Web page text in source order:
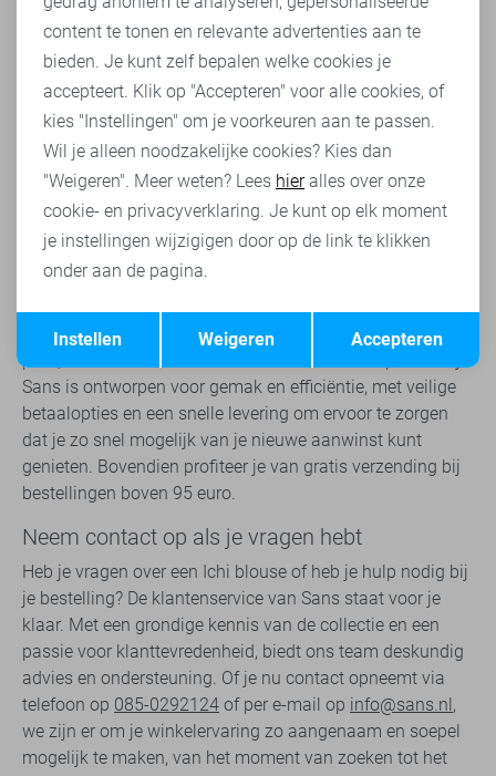
ontspannen uitstraling. Accessoires zoals delicate
kettingen, elegante sjaals en opvallende sieraden kunnen
elke outfit completeren, terwijl schoeisel variërend van
stijlvolle hakken tot casual sneakers de toon zet voor de
gelegenheid. De sleutel tot succes ligt in het spelen met
contrasten en lagen, waardoor de blouse van Ichi een
flexibele basis vormt voor diverse looks.
Bestel jouw Ichi blouse bij Sans
Het vinden van je nieuwe favoriete blouse van Ichi is
gemakkelijker dan ooit dankzij Sans. Met een uitgebreide
collectie aan Ichi blouses, van elegante modellen met
subtiele details tot casual designs met een opvallende
print, is er voor ieder wat wils. Het online bestelproces bij
Sans is ontworpen voor gemak en efficiëntie, met veilige
betaalopties en een snelle levering om ervoor te zorgen
dat je zo snel mogelijk van je nieuwe aanwinst kunt
genieten. Bovendien profiteer je van gratis verzending bij
bestellingen boven 95 euro.
Neem contact op als je vragen hebt
Heb je vragen over een Ichi blouse of heb je hulp nodig bij
je bestelling? De klantenservice van Sans staat voor je
klaar. Met een grondige kennis van de collectie en een
passie voor klanttevredenheid, biedt ons team deskundig
advies en ondersteuning. Of je nu contact opneemt via
telefoon op 085-0292124 of per e-mail op info@sans.nl,
we zijn er om je winkelervaring zo aangenaam en soepel
mogelijk te maken, van het moment van zoeken tot het
Terug Opslaan
content te tonen en relevante advertenties aan te
bieden. Je kunt zelf bepalen welke cookies je
accepteert. Klik op "Accepteren" voor alle cookies, of
kies "Instellingen" om je voorkeuren aan te passen.
Wil je alleen noodzakelijke cookies? Kies dan
"Weigeren". Meer weten? Lees hieralles over onze
cookie- en privacyverklaring. Je kunt op elk moment
je instellingen wijzigigen door op de link te klikken
onder aan de pagina.
Accepteren
Weigeren
Instellen